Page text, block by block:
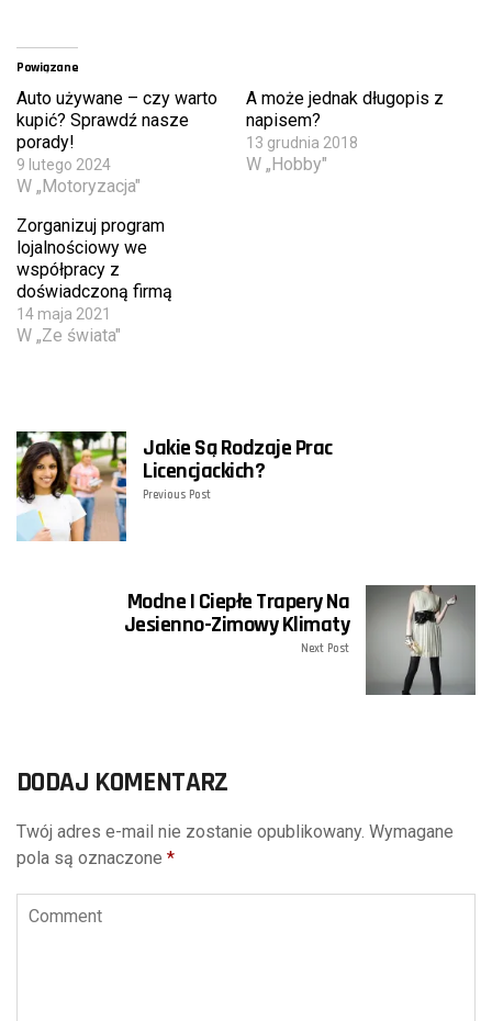
Powiązane
Auto używane – czy warto
kupić? Sprawdź nasze
porady!
9 lutego 2024
W „Motoryzacja"
A może jednak długopis z
napisem?
13 grudnia 2018
W „Hobby"
Zorganizuj program
lojalnościowy we
współpracy z
doświadczoną firmą
14 maja 2021
W „Ze świata"
Jakie Są Rodzaje Prac
Licencjackich?
Previous Post
Modne I Ciepłe Trapery Na
Jesienno-Zimowy Klimaty
Next Post
DODAJ KOMENTARZ
Twój adres e-mail nie zostanie opublikowany. Wymagane
pola są oznaczone *